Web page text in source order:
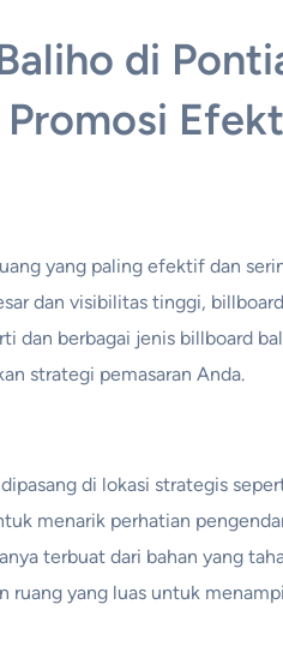
di
Promosi
yang paling efektif dan
dan visibilitas tinggi,
dan berbagai jenis billboard
strategi pemasaran Anda.
di lokasi strategis
menarik perhatian
terbuat dari bahan yang
yang luas untuk